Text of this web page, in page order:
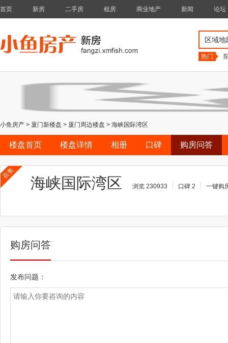
首页 新房 二手房 租房 商业地产 新闻 论坛
区域地
热门
小鱼房产 > 厦门新楼盘 > 厦门周边楼盘 > 海峡国际湾区
楼盘首页 楼盘详情 相册 口碑 购房问答
在售
海峡国际湾区 浏览 230933 口碑 2 一键购
购房问答
发布问题：